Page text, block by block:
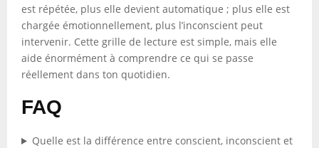
est répétée, plus elle devient automatique ; plus elle est
chargée émotionnellement, plus l’inconscient peut
intervenir. Cette grille de lecture est simple, mais elle
aide énormément à comprendre ce qui se passe
réellement dans ton quotidien.
FAQ
Quelle est la différence entre conscient, inconscient et